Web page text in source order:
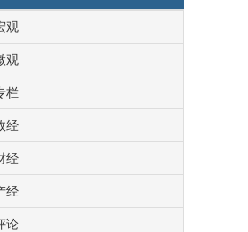
观
观
栏
经
经
经
论